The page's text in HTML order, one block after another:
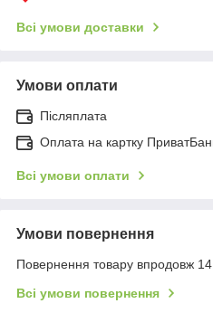
Всі умови доставки
Умови оплати
Післяплата
Оплата на картку
Всі умови оплати
Умови повернення
Повернення товару впродовж 14
Всі умови повернення